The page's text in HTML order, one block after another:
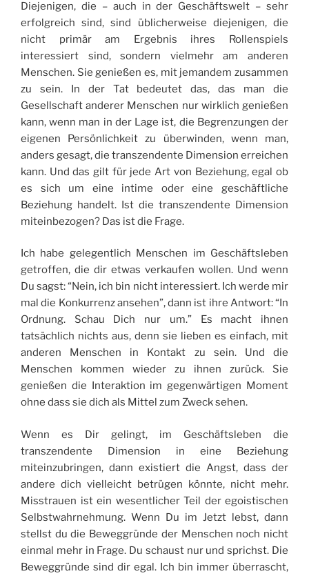
Diejenigen, die – auch in der Geschäftswelt – sehr
erfolgreich sind, sind üblicherweise diejenigen, die
nicht primär am Ergebnis ihres Rollenspiels
interessiert sind, sondern vielmehr am anderen
Menschen. Sie genießen es, mit jemandem zusammen
zu sein. In der Tat bedeutet das, das man die
Gesellschaft anderer Menschen nur wirklich genießen
kann, wenn man in der Lage ist, die Begrenzungen der
eigenen Persönlichkeit zu überwinden, wenn man,
anders gesagt, die transzendente Dimension erreichen
kann. Und das gilt für jede Art von Beziehung, egal ob
es sich um eine intime oder eine geschäftliche
Beziehung handelt. Ist die transzendente Dimension
miteinbezogen? Das ist die Frage.
Ich habe gelegentlich Menschen im Geschäftsleben
getroffen, die dir etwas verkaufen wollen. Und wenn
Du sagst: “Nein, ich bin nicht interessiert. Ich werde mir
mal die Konkurrenz ansehen”, dann ist ihre Antwort: “In
Ordnung. Schau Dich nur um.” Es macht ihnen
tatsächlich nichts aus, denn sie lieben es einfach, mit
anderen Menschen in Kontakt zu sein. Und die
Menschen kommen wieder zu ihnen zurück. Sie
genießen die Interaktion im gegenwärtigen Moment
ohne dass sie dich als Mittel zum Zweck sehen.
Wenn es Dir gelingt, im Geschäftsleben die
transzendente Dimension in eine Beziehung
miteinzubringen, dann existiert die Angst, dass der
andere dich vielleicht betrügen könnte, nicht mehr.
Misstrauen ist ein wesentlicher Teil der egoistischen
Selbstwahrnehmung. Wenn Du im Jetzt lebst, dann
stellst du die Beweggründe der Menschen noch nicht
einmal mehr in Frage. Du schaust nur und sprichst. Die
Beweggründe sind dir egal. Ich bin immer überrascht,